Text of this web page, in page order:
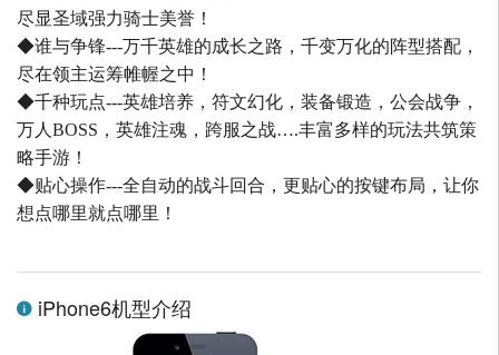
尽显圣域强力骑士美誉！
◆谁与争锋---万千英雄的成长之路，千变万化的阵型搭配，
尽在领主运筹帷幄之中！
◆千种玩点---英雄培养，符文幻化，装备锻造，公会战争，
万人BOSS，英雄注魂，跨服之战….丰富多样的玩法共筑策
略手游！
◆贴心操作---全自动的战斗回合，更贴心的按键布局，让你
想点哪里就点哪里！
iPhone6机型介绍